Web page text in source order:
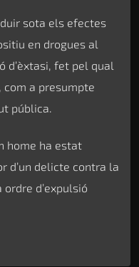
sota els efectes
en drogues al
d’èxtasi, fet pel qual
a presumpte
pública.
home ha estat
d’un delicte contra la
d’expulsió